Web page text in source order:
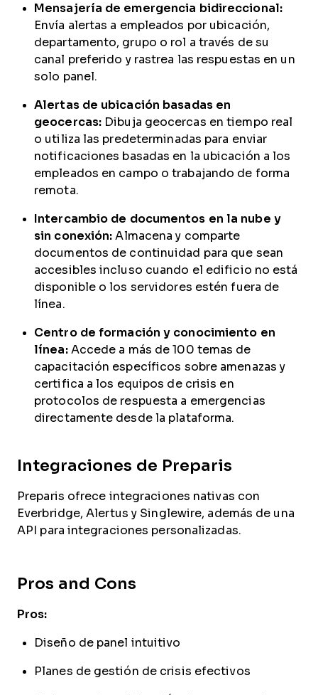
Mensajería de emergencia bidireccional:
Envía alertas a empleados por ubicación,
departamento, grupo o rol a través de su
canal preferido y rastrea las respuestas en un
solo panel.
Alertas de ubicación basadas en
geocercas: Dibuja geocercas en tiempo real
o utiliza las predeterminadas para enviar
notificaciones basadas en la ubicación a los
empleados en campo o trabajando de forma
remota.
Intercambio de documentos en la nube y
sin conexión: Almacena y comparte
documentos de continuidad para que sean
accesibles incluso cuando el edificio no está
disponible o los servidores estén fuera de
línea.
Centro de formación y conocimiento en
línea:Accede a más de 100 temas de
capacitación específicos sobre amenazas y
certifica a los equipos de crisis en
protocolos de respuesta a emergencias
directamente desde la plataforma.
Integraciones de Preparis
Preparis ofrece integraciones nativas con
Everbridge, Alertus y Singlewire, además de una
API para integraciones personalizadas.
Pros and Cons
Pros:
Diseño de panel intuitivo
Planes de gestión de crisis efectivos